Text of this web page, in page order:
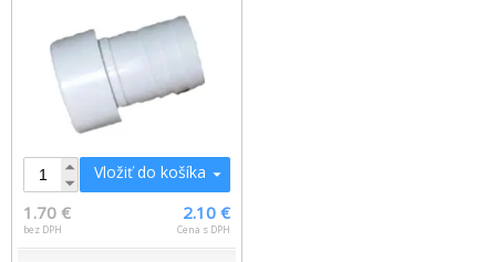
Vložiť do košíka
1.70 €
bez DPH
2.10 €
Cena s DPH